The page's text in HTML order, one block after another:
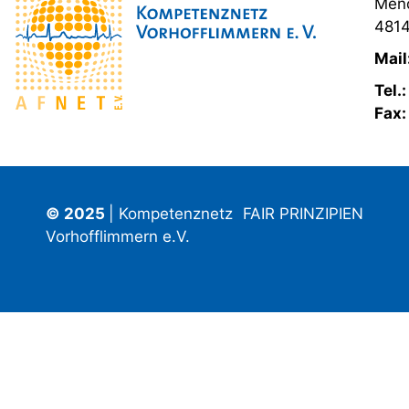
Tel.:
Fax:
© 2025
| Kompetenznetz
Vorhofflimmern e.V.
FAIR PRINZIPIEN